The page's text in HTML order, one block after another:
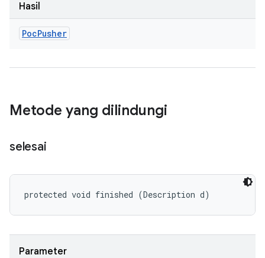
Hasil
PocPusher
Metode yang dilindungi
selesai
protected void finished (Description d)
Parameter